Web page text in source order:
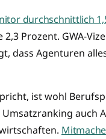
durchschnittlich
Prozent. GWA-
dass Agenturen
ist wohl
auch